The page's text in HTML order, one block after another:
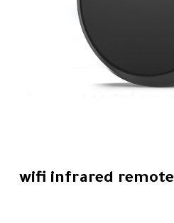
جهاز التحكم الذكي wifi infrared remote